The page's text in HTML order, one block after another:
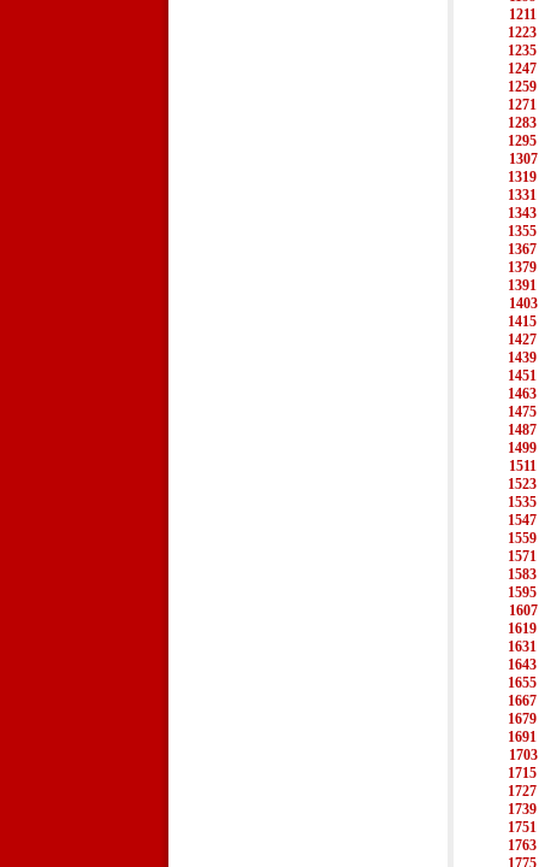
1211
1223
1235
1247
1259
1271
1283
1295
1307
1319
1331
1343
1355
1367
1379
1391
1403
1415
1427
1439
1451
1463
1475
1487
1499
1511
1523
1535
1547
1559
1571
1583
1595
1607
1619
1631
1643
1655
1667
1679
1691
1703
1715
1727
1739
1751
1763
1775